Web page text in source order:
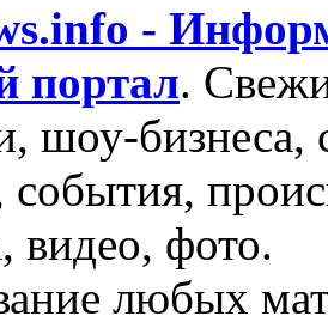
-
портал.
шоу-бизнеса,
видео, фото.
любых